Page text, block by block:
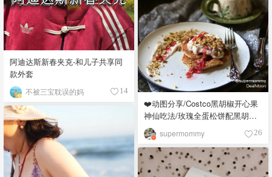
❤️动图分享/Costco黑胡椒开心果
神仙吃法/玫瑰全蛋松饼配黑胡椒
开心果碎太惊艳😍
supermommy 26
阿迪达斯新春夹克-和儿子共享同
款外套
不被三宝耽误的妈 14